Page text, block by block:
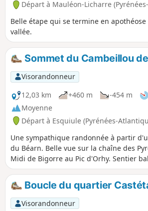
Départ à Mauléon-Licharre
Belle étape qui se termine en
vallée.
Sommet du Cambeillou
Visorandonneur
12,03 km
+460 m -454 m
Moyenne
Départ à Esquiule (Pyrénées-
Une sympathique randonnée à partir
du Béarn. Belle vue sur la chaîne des
Midi de Bigorre au Pic d'Orhy. Sentier
boueux au départ, belles maisons sur
du parcours.
Boucle du quartier
Visorandonneur